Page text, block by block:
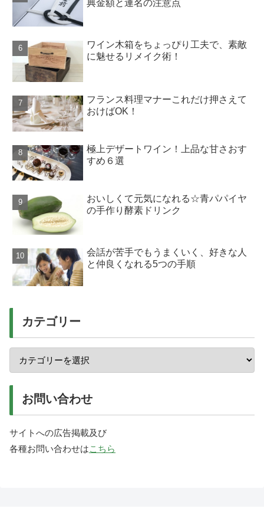
典金額と連名の注意点
ワイン木箱をちょっぴり工夫で、素敵
に魅せるリメイク術！
フランス料理マナーこれだけ押さえて
おけばOK！
極上デザートワイン！上品な甘さおす
すめ６選
おいしくて元気になれる☆青パパイヤ
の手作り酵素ドリンク
会話が苦手でもうまくいく、好きな人
と仲良くなれる5つの手順
カテゴリー
お問い合わせ
サイトへの広告掲載及び
各種お問い合わせはこちら